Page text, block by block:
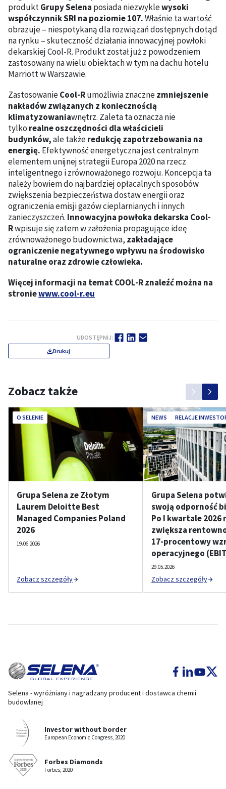
produktGrupy Selena posiada niezwyklewysoki
współczynnik SRI na poziomie 107.Właśnie ta wartość
obrazuje – niespotykaną dla rozwiązań dostępnych dotąd
na rynku – skuteczność działania innowacyjnej powłoki
dekarskiej Cool-R. Produkt został już z powodzeniem
zastosowany na wielu obiektach w tym na dachu hotelu
Marriott w Warszawie.
ZastosowanieCool-Rumożliwia znacznezmniejszenie
nakładów związanych z koniecznością
klimatyzowaniawnętrz. Zaleta ta oznacza nie
tylko realne oszczędności dla właścicieli
budynków,ale takżeredukcję zapotrzebowania na
energię. Efektywność energetyczna jest centralnym
elementem unijnej strategii Europa 2020 na rzecz
inteligentnego i zrównoważonego rozwoju. Koncepcja ta
należy bowiem do najbardziej opłacalnych sposobów
zwiększenia bezpieczeństwa dostaw energii oraz
ograniczenia emisji gazów cieplarnianych i innych
zanieczyszczeń. Innowacyjna powłoka dekarska Cool-
Rwpisuje się zatem w założenia propagujące ideę
zrównoważonego budownictwa, zakładające
ograniczenie negatywnego wpływu na środowisko
naturalne oraz zdrowie człowieka.
Więcej informacji na temat COOL-R znaleźć można na
stroniewww.cool-r.eu
UDOSTĘPNIJ:
Drukuj
Zobacz także
O SELENIE
Grupa Selena ze Złotym
Laurem Deloitte Best
Managed Companies Poland
2026
19.06.2026
Zobacz szczegóły
NEWS RELACJE
Grupa Selena
swoją odporność
Po I kwartale
zwiększa
17-procentowy
operacyjnego
29.05.2026
Zobacz szczegóły
Selena - wyróżniany i nagradzany producent i dostawca chemii
budowlanej
Investor without border
European Economic Congress, 2020
Forbes Diamonds
Forbes, 2020